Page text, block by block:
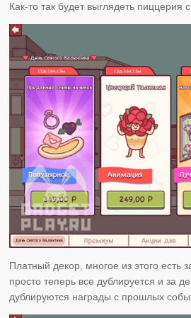
Как-то так будет выглядеть пиццерия
Платный декор, многое из этого есть
просто теперь все дублируется и за
дублируются награды с прошлых